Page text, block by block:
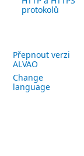
protokolů
Přepnout verzi
ALVAO
Change
language